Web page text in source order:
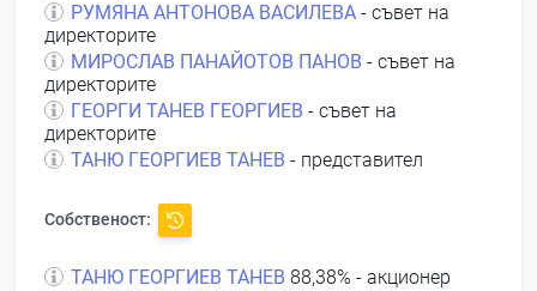
РУМЯНА АНТОНОВА ВАСИЛЕВА - съвет на
директорите
МИРОСЛАВ ПАНАЙОТОВ ПАНОВ - съвет на
директорите
ГЕОРГИ ТАНЕВ ГЕОРГИЕВ - съвет на
директорите
ТАНЮ ГЕОРГИЕВ ТАНЕВ - представител
Собственост:
ТАНЮ ГЕОРГИЕВ ТАНЕВ 88,38% - акционер